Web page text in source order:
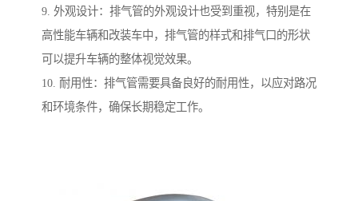
9. 外观设计：排气管的外观设计也受到重视，特别是在
高性能车辆和改装车中，排气管的样式和排气口的形状
可以提升车辆的整体视觉效果。
10. 耐用性：排气管需要具备良好的耐用性，以应对路况
和环境条件，确保长期稳定工作。